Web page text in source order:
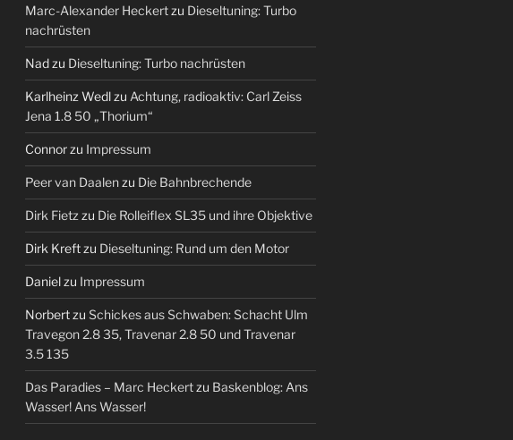
Marc-Alexander Heckertzu Dieseltuning: Turbo
nachrüsten
Nadzu Dieseltuning: Turbo nachrüsten
Karlheinz Wedlzu Achtung, radioaktiv: Carl Zeiss
Jena 1.8 50 „Thorium“
Connorzu Impressum
Peer van Daalenzu Die Bahnbrechende
Dirk Fietz zu Die Rolleiflex SL35 und ihre Objektive
Dirk Kreftzu Dieseltuning: Rund um den Motor
Danielzu Impressum
Norbertzu Schickes aus Schwaben: Schacht Ulm
Travegon 2.8 35, Travenar 2.8 50 und Travenar
3.5 135
Das Paradies – Marc Heckertzu Baskenblog: Ans
Wasser! Ans Wasser!